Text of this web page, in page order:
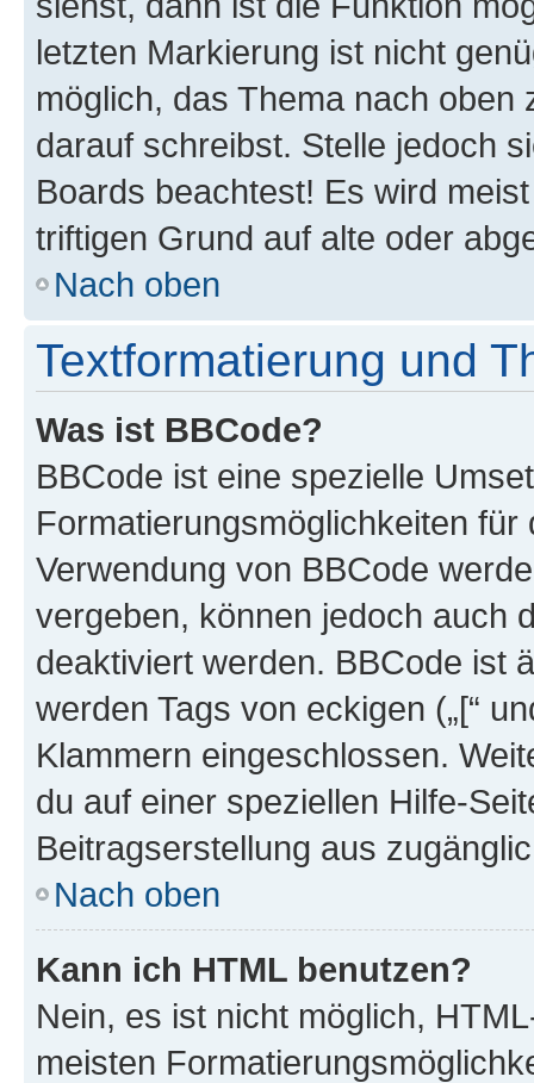
letzten Markierung ist nicht
möglich, das Thema nach oben
darauf schreibst. Stelle jedoch
Boards beachtest! Es wird
triftigen Grund auf alte oder
Nach oben
Textformatierung und
Was ist BBCode?
BBCode ist eine spezielle
Formatierungsmöglichkeiten
Verwendung von BBCode
vergeben, können jedoch auch
deaktiviert werden. BBCode ist
werden Tags von eckigen („[“
Klammern eingeschlossen.
du auf einer speziellen Hilfe-
Beitragserstellung aus
Nach oben
Kann ich HTML benutzen?
Nein, es ist nicht möglich,
meisten